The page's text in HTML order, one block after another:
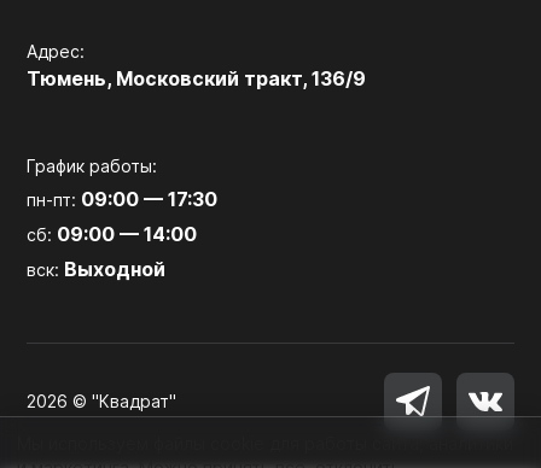
Адрес:
Тюмень, Московский тракт, 136/9
График работы:
пн-пт: 09:00 — 17:30
сб: 09:00 — 14:00
вск: Выходной
2026 © "Квадрат"